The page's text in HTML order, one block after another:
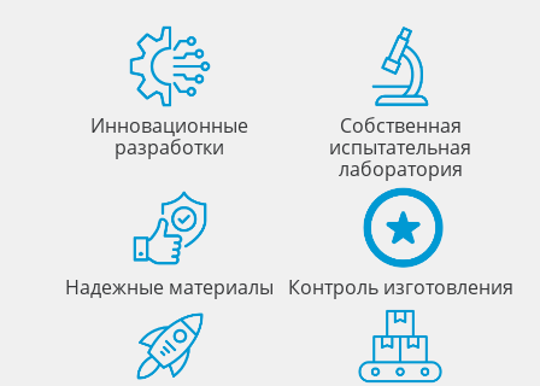
Вспененный ПВХ
БаннерИнновационные
разработки
Собственная
испытательная
лаборатория
Надежные материалы Контроль изготовления